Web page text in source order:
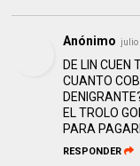
Anónimo julio
DE LIN CUEN
CUANTO
EL TROLO
PARA
RESPONDER